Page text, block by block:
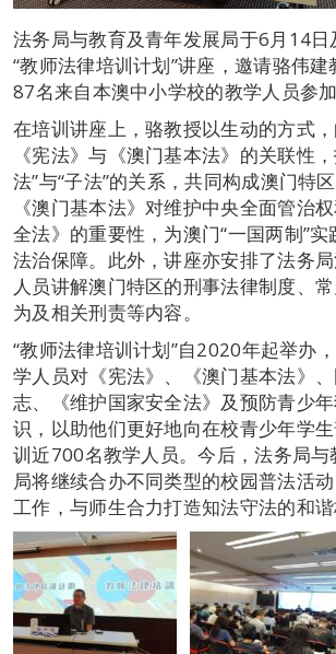
法务局与教育及青年发展局于6月14
“教师法律培训计划”讲座，邀请骆伟
87名来自本澳中小学校的教学人员参加
在培训讲座上，骆教授以生动的方式
《宪法》与《澳门基本法》的关联性
法”与“子法”的关系，共同构成澳门特
《澳门基本法》对维护中央全面管治
全法》的重要性，为澳门“一国两制”
法治保障。此外，讲座亦安排了法务
人员讲解澳门特区的刑事法律制度、
为及相关刑责等内容。
“教师法律培训计划”自2020年起举办
学人员对《宪法》、《澳门基本法》
志、《维护国家安全法》及预防青少
识，以助他们更好地向在校青少年学
训近700名教学人员。今后，法务局与
局将继续合办不同类型的校园普法活
工作，与师生合力打造知法守法的和谐